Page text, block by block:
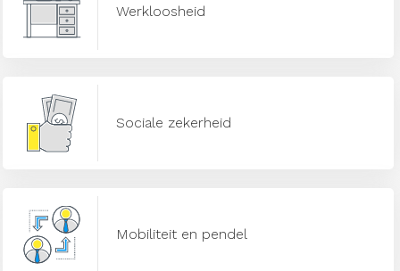
Werkloosheid
Sociale zekerheid
Mobiliteit en pendel